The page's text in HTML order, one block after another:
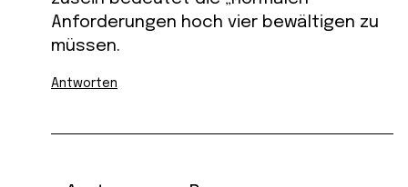
Anforderungen hoch vier bewältigen zu
müssen.
Antworten